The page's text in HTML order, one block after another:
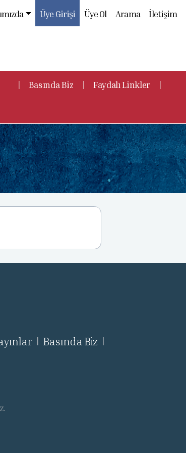
Üye Girişi Üye Ol Arama İletişim
| Basında Biz | Faydalı Linkler |
| Basında Biz |